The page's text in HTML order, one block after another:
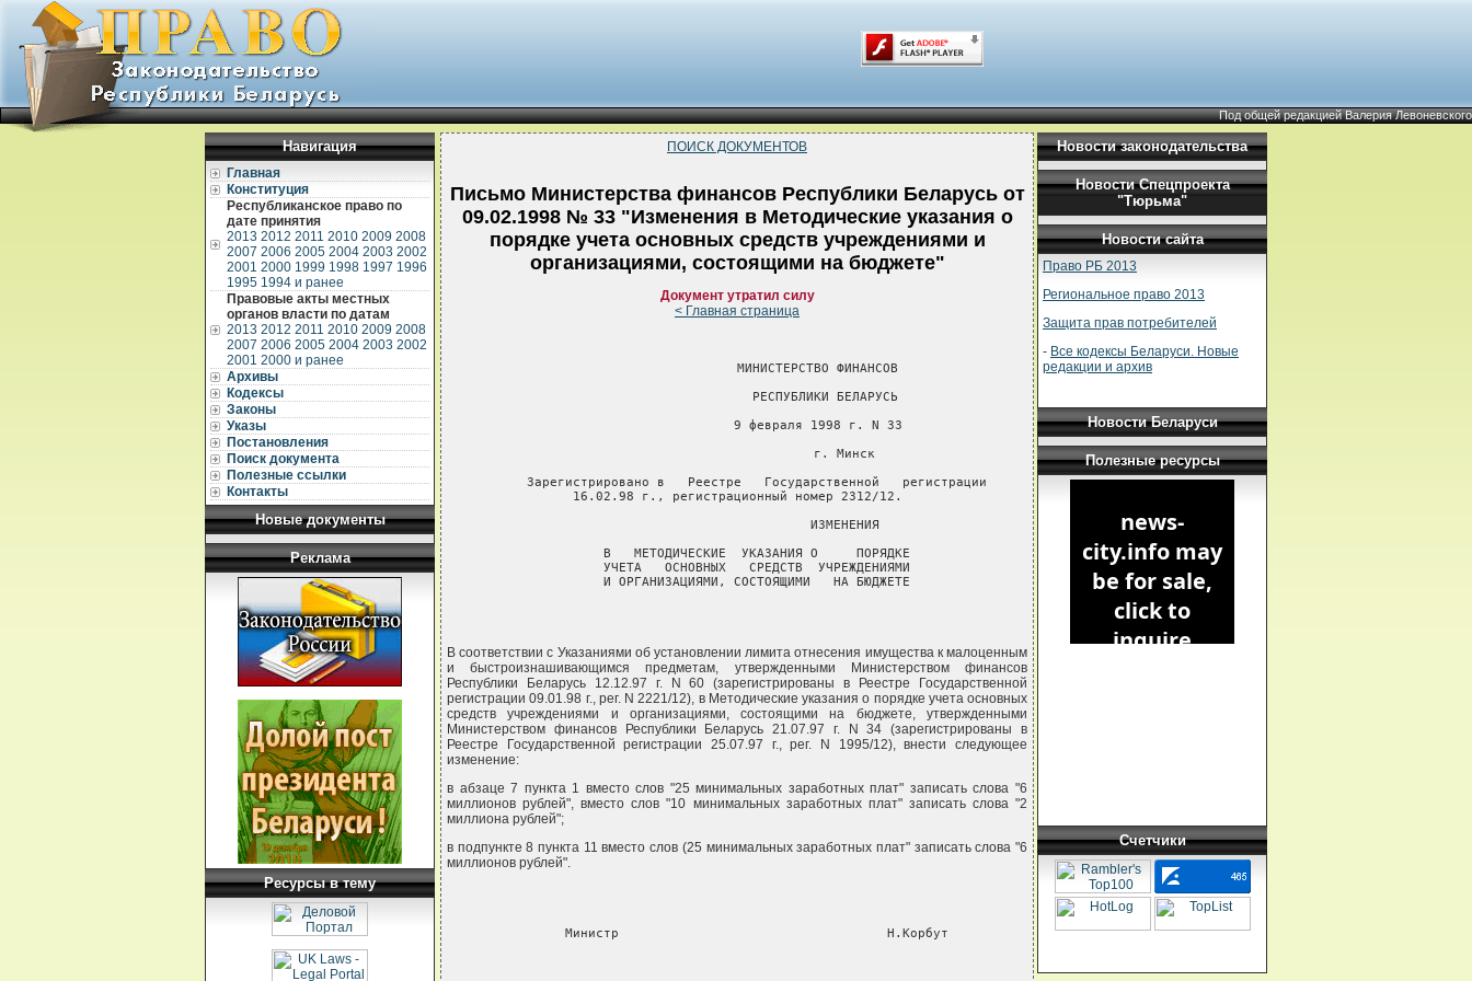
Под общей редакцией Валерия Левоневского
Навигация
Главная
Конституция
Республиканское право по
дате принятия
2013 2012 2011 2010 2009 2008
2007 2006 2005 2004 2003 2002
2001 2000 1999 1998 1997 1996
1995 1994 и ранее
Правовые акты местных
органов власти по датам
2013 2012 2011 2010 2009 2008
2007 2006 2005 2004 2003 2002
2001 2000 и ранее
Архивы
Кодексы
Законы
Указы
Постановления
Поиск документа
Полезные ссылки
Контакты
Новые документы
Реклама
Ресурсы в тему
ПОИСК ДОКУМЕНТОВ
Письмо Министерства финансов Республики Беларусь от
09.02.1998 № 33 "Изменения в Методические указания о
порядке учета основных средств учреждениями и
организациями, состоящими на бюджете"
Документ утратил силу
< Главная страница
                     МИНИСТЕРСТВО ФИНАНСОВ
                       РЕСПУБЛИКИ БЕЛАРУСЬ
                     9 февраля 1998 г. N 33
                            г. Минск
     Зарегистрировано в   Реестре   Государственной   регистрации
16.02.98 г., регистрационный номер 2312/12.
                            ИЗМЕНЕНИЯ
     В   МЕТОДИЧЕСКИЕ  УКАЗАНИЯ О     ПОРЯДКЕ
     УЧЕТА   ОСНОВНЫХ   СРЕДСТВ  УЧРЕЖДЕНИЯМИ
     И ОРГАНИЗАЦИЯМИ, СОСТОЯЩИМИ   НА БЮДЖЕТЕ
В соответствии с Указаниями об установлении лимита отнесения имущества к малоценным
и быстроизнашивающимся предметам, утвержденными Министерством финансов
Республики Беларусь 12.12.97 г. N 60 (зарегистрированы в Реестре Государственной
регистрации 09.01.98 г., рег. N 2221/12), в Методические указания о порядке учета основных
средств учреждениями и организациями, состоящими на бюджете, утвержденными
Министерством финансов Республики Беларусь 21.07.97 г. N 34 (зарегистрированы в
Реестре Государственной регистрации 25.07.97 г., рег. N 1995/12), внести следующее
изменение:
в абзаце 7 пункта 1 вместо слов "25 минимальных заработных плат" записать слова "6
миллионов рублей", вместо слов "10 минимальных заработных плат" записать слова "2
миллиона рублей";
в подпункте 8 пункта 11 вместо слов (25 минимальных заработных плат" записать слова "6
миллионов рублей".
     Министр                                   Н.Корбут
Новости законодательства
Новости Спецпроекта
"Тюрьма"
Новости сайта
Право РБ 2013
Региональное право 2013
Защита прав потребителей
- Все кодексы Беларуси. Новые
редакции и архив
Новости Беларуси
Полезные ресурсы
Счетчики